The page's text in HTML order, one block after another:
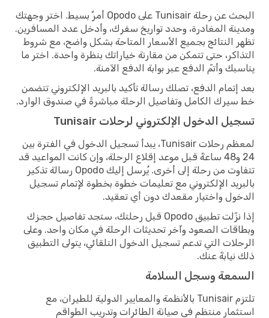
البحث عن رحلة Tunisair على Opodo أمرٌ بسيط. اختر وجهتك
ومدينة المغادرة، وحدد تواريخ سفرك، وأدخل عدد المسافرين.
تظهر النتائج بجميع الأسعار المتاحة بشكل واضح، مع شروط
التذاكر، حتى تتمكن من مقارنة خياراتك بنظرة واحدة. اختر ما
يناسبك وأتمّ الدفع عبر بوابة الدفع الآمنة.
بعد إتمام الدفع، تصلك رسالة تأكيد بالبريد الإلكتروني تتضمن
خط سيرك الكامل وتفاصيل الرحلة مباشرةً في صندوق الوارد.
تسجيل الدخول الإلكتروني لرحلات Tunisair
لمعظم رحلات Tunisair، يبدأ تسجيل الدخول في الفترة بين
24 و48 ساعةً قبل موعد إقلاع الرحلة، وإن كانت المواعيد قد
تتفاوت من رحلة إلى أخرى. يُرسل إليك Opodo رسالة تذكير
بالبريد الإلكتروني مع تعليمات خطوة بخطوة لإتمام تسجيل
الدخول واختيار مقعدك دون أي تعقيد.
إذا نزّلت تطبيق Opodo قبل رحلتك، ستجد تفاصيل حجزك
وبطاقات الصعود وآخر تحديثات الرحلة في مكان واحد. وعلى
الرحلات التي تدعم تسجيل الدخول التلقائي، يتولى التطبيق
ذلك نيابةً عنك.
السمعة وسجل السلامة
تلتزم Tunisair بالأنظمة والمعايير الدولية للطيران، مع
استثمار منتظم في صيانة الطائرات وتدريب الطواقم